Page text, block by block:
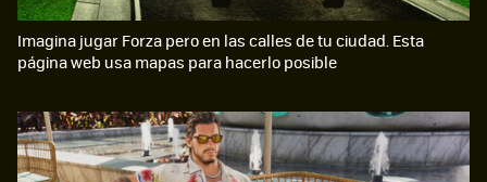
Imagina jugar Forza pero en las calles de tu ciudad. Esta
página web usa mapas para hacerlo posible